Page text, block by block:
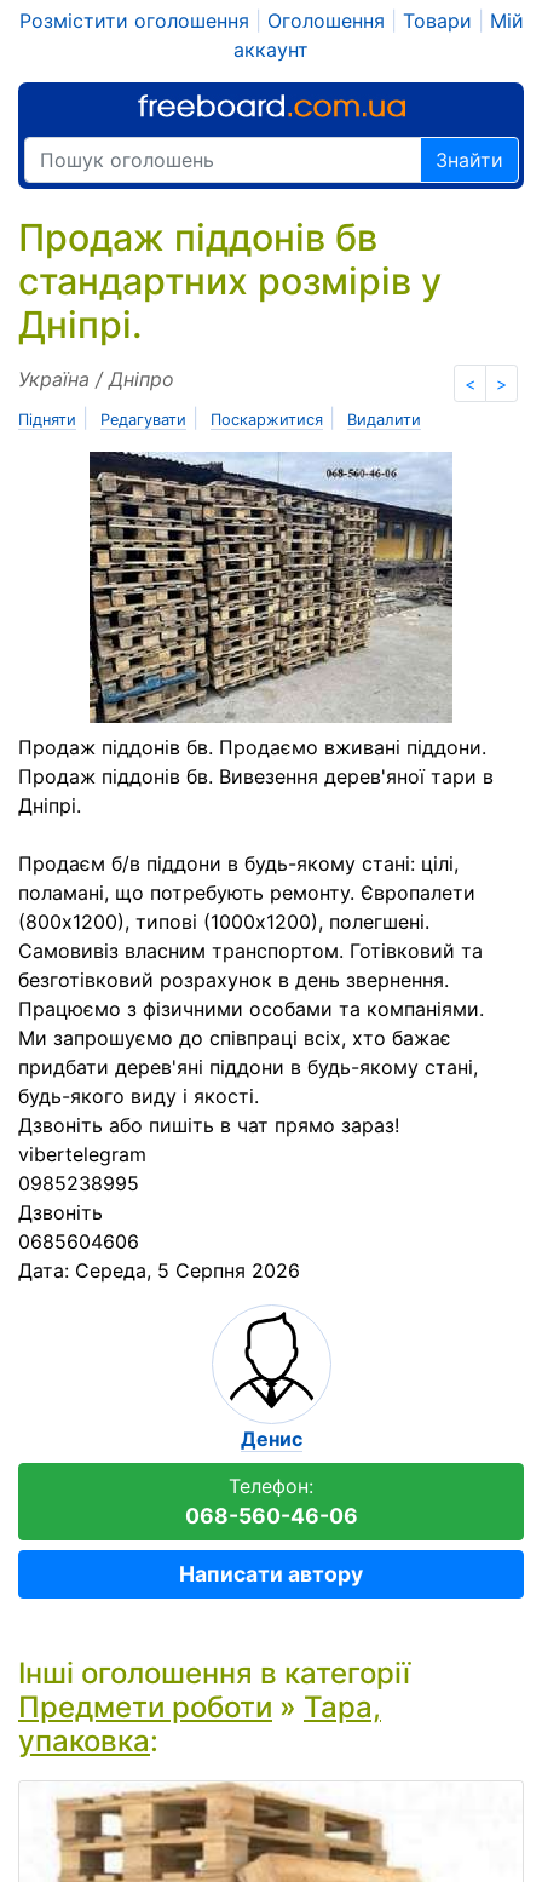
Розмістити оголошення Оголошення Товари
Мій
аккаунт
Знайти
Продаж піддонів бв
стандартних розмірів у
Дніпрі.
< >
Україна / Дніпро
Підняти Редагувати Поскаржитися Видалити
Продаж піддонів бв. Продаємо вживані піддони.
Продаж піддонів бв. Вивезення дерев'яної тари в
Дніпрі.
Продаєм б/в піддони в будь-якому стані: цілі,
поламані, що потребують ремонту. Європалети
(800х1200), типові (1000х1200), полегшені.
Самовивіз власним транспортом. Готівковий та
безготівковий розрахунок в день звернення.
Працюємо з фізичними особами та компаніями.
Ми запрошуємо до співпраці всіх, хто бажає
придбати дерев'яні піддони в будь-якому стані,
будь-якого виду і якості.
Дзвоніть або пишіть в чат прямо зараз!
vibertelegram
0985238995
Дзвоніть
0685604606
Дата: Середа, 5 Серпня 2026
Денис
Телефон:
068-560-46-06
Написати автору
Інші оголошення в категорії
Предмети роботи » Тара,
упаковка: